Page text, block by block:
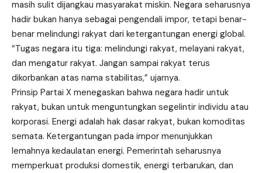
masih sulit dijangkau masyarakat miskin. Negara seharusnya
hadir bukan hanya sebagai pengendali impor, tetapi benar-
benar melindungi rakyat dari ketergantungan energi global.
“Tugas negara itu tiga: melindungi rakyat, melayani rakyat,
dan mengatur rakyat. Jangan sampai rakyat terus
dikorbankan atas nama stabilitas,” ujarnya.
Prinsip Partai X menegaskan bahwa negara hadir untuk
rakyat, bukan untuk menguntungkan segelintir individu atau
korporasi. Energi adalah hak dasar rakyat, bukan komoditas
semata. Ketergantungan pada impor menunjukkan
lemahnya kedaulatan energi. Pemerintah seharusnya
memperkuat produksi domestik, energi terbarukan, dan